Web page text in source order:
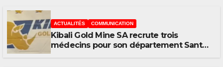
ACTUALITÉS COMMUNICATION
Kibali Gold Mine SA recrute trois
médecins pour son département Santé